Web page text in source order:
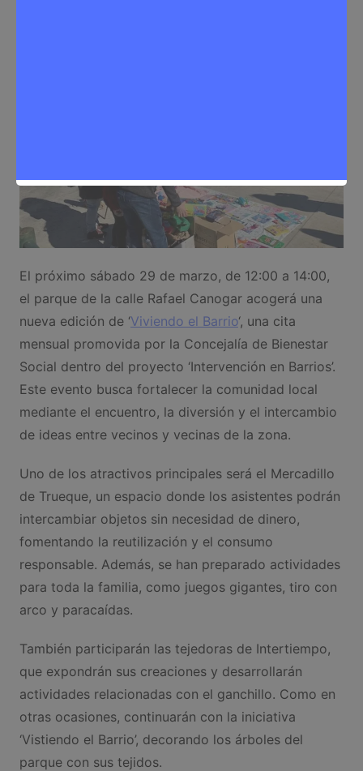
El próximo sábado 29 de marzo, de 12:00 a 14:00,
el parque de la calle Rafael Canogar acogerá una
nueva edición de ‘Viviendo el Barrio‘, una cita
mensual promovida por la Concejalía de Bienestar
Social dentro del proyecto ‘Intervención en Barrios’.
Este evento busca fortalecer la comunidad local
mediante el encuentro, la diversión y el intercambio
de ideas entre vecinos y vecinas de la zona.
Uno de los atractivos principales será el Mercadillo
de Trueque, un espacio donde los asistentes podrán
intercambiar objetos sin necesidad de dinero,
fomentando la reutilización y el consumo
responsable. Además, se han preparado actividades
para toda la familia, como juegos gigantes, tiro con
arco y paracaídas.
También participarán las tejedoras de Intertiempo,
que expondrán sus creaciones y desarrollarán
actividades relacionadas con el ganchillo. Como en
otras ocasiones, continuarán con la iniciativa
‘Vistiendo el Barrio’, decorando los árboles del
parque con sus tejidos.